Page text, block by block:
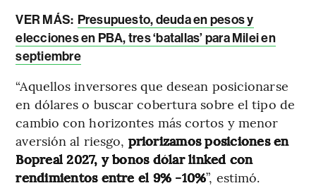
VER MÁS: Presupuesto, deuda en pesos y
elecciones en PBA, tres ‘batallas’ para Milei en
septiembre
“Aquellos inversores que desean posicionarse
en dólares o buscar cobertura sobre el tipo de
cambio con horizontes más cortos y menor
aversión al riesgo, priorizamos posiciones en
Bopreal 2027, y bonos dólar linked con
rendimientos entre el 9% -10%”, estimó.